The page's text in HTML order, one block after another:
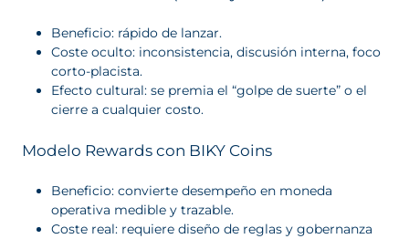
Beneficio: rápido de lanzar.
Coste oculto: inconsistencia, discusión interna, foco
corto-placista.
Efecto cultural: se premia el “golpe de suerte” o el
cierre a cualquier costo.
Modelo Rewards con BIKY Coins
Beneficio: convierte desempeño en moneda
operativa medible y trazable.
Coste real: requiere diseño de reglas y gobernanza